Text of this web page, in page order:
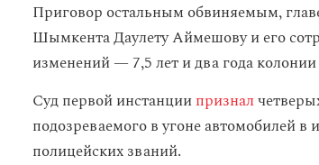
Приговор остальным обвиняемым,
Шымкента Даулету Аймешову и его
изменений — 7,5 лет и два года колонии
Суд первой инстанциипризнал
подозреваемого в угоне автомобилей
полицейских званий.